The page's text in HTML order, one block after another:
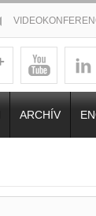
ARCHÍV